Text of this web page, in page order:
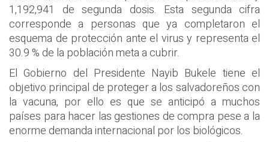
1,192,941 de segunda dosis. Esta segunda cifra
corresponde a personas que ya completaron el
esquema de protección ante el virus y representa el
30.9 % de la población meta a cubrir.
El Gobierno del Presidente Nayib Bukele tiene el
objetivo principal de proteger a los salvadoreños con
la vacuna, por ello es que se anticipó a muchos
países para hacer las gestiones de compra pese a la
enorme demanda internacional por los biológicos.